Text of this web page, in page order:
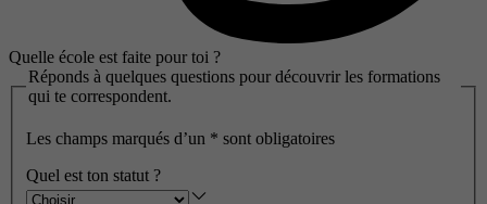
Quelle école est faite pour toi ?
Réponds à quelques questions pour découvrir les formations
qui te correspondent.
Les champs marqués d’un * sont obligatoires
Quel est ton statut ?